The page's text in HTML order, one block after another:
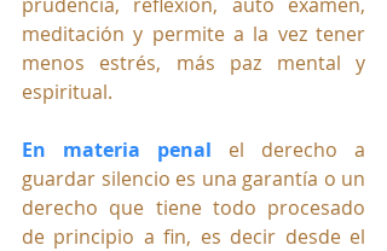
meditación y permite a la
menos estrés, más paz mental y
espiritual.
En materia penal el derecho a
guardar silencio es una garantía o un
derecho que tiene todo procesado
de principio a fin, es decir desde el